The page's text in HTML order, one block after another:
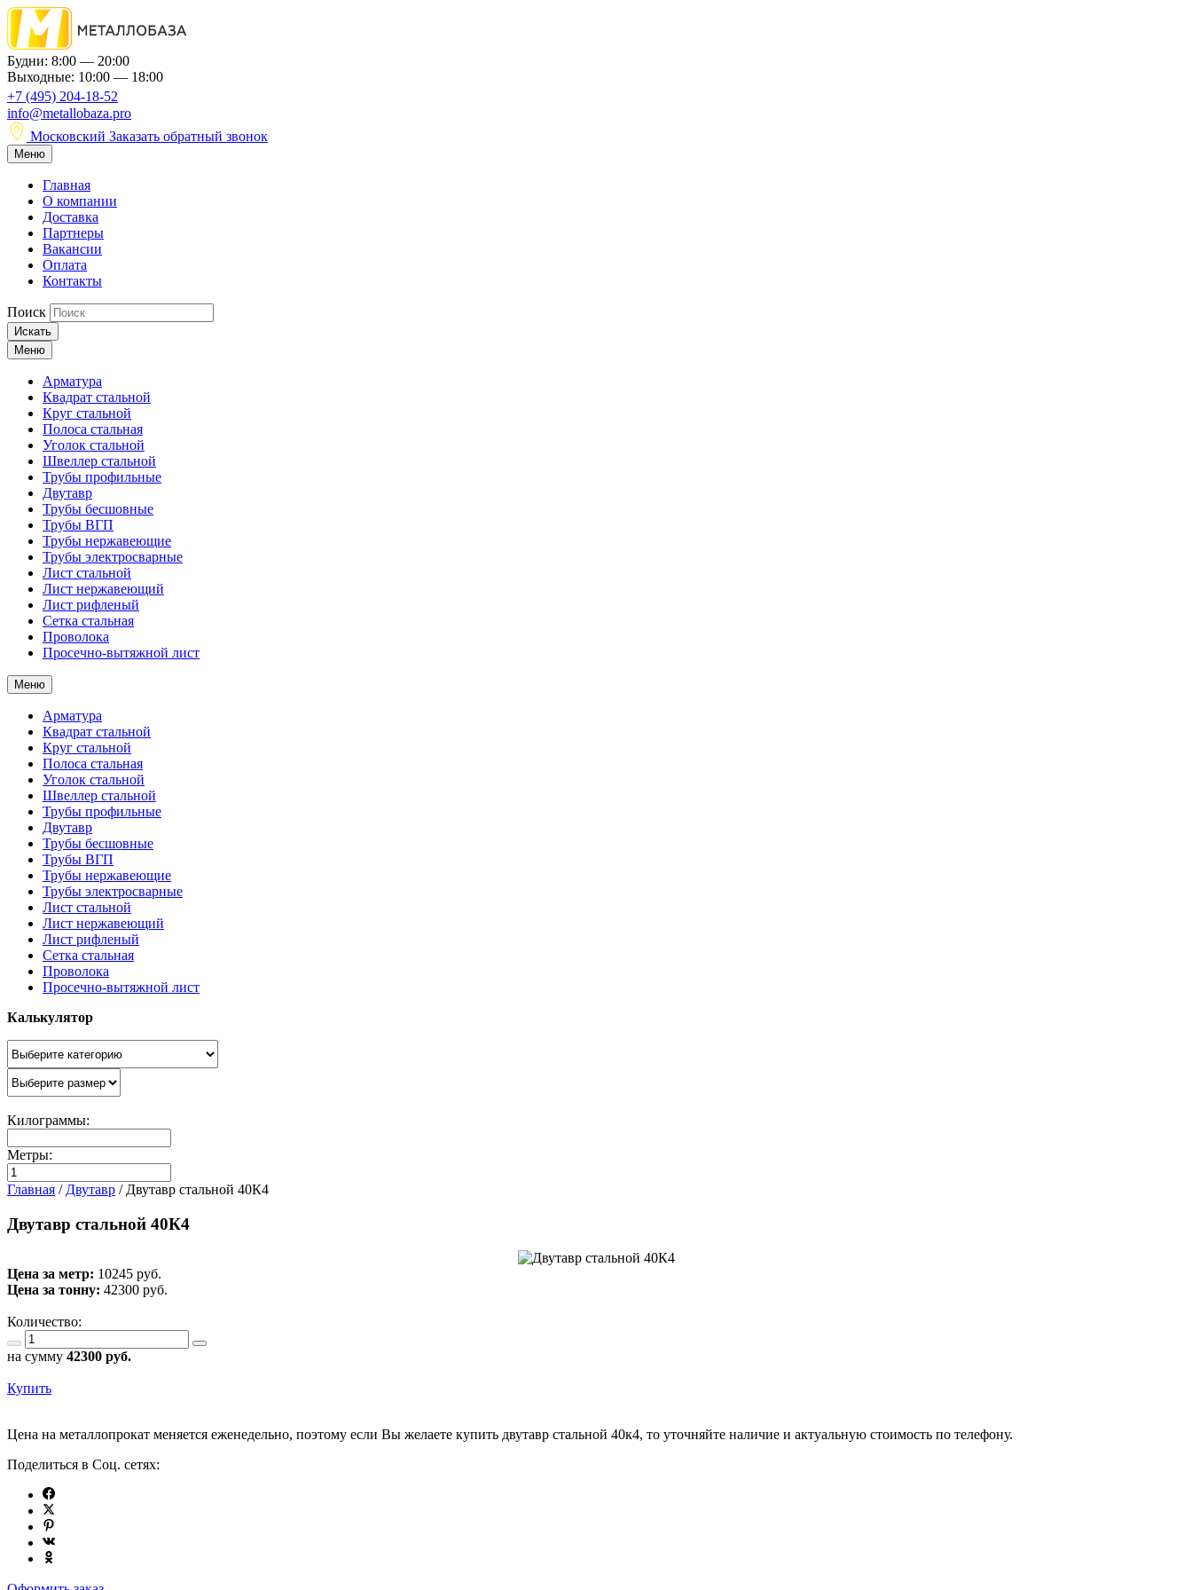
Будни: 8:00 — 20:00
Выходные: 10:00 — 18:00
+7 (495) 204-18-52
info@metallobaza.pro
Московский Заказать обратный звонок
Меню
Главная
О компании
Доставка
Партнеры
Вакансии
Оплата
Контакты
Поиск
Искать
Меню
Арматура
Квадрат стальной
Круг стальной
Полоса стальная
Уголок стальной
Швеллер стальной
Трубы профильные
Двутавр
Трубы бесшовные
Трубы ВГП
Трубы нержавеющие
Трубы электросварные
Лист стальной
Лист нержавеющий
Лист рифленый
Сетка стальная
Проволока
Просечно-вытяжной лист
Меню
Арматура
Квадрат стальной
Круг стальной
Полоса стальная
Уголок стальной
Швеллер стальной
Трубы профильные
Двутавр
Трубы бесшовные
Трубы ВГП
Трубы нержавеющие
Трубы электросварные
Лист стальной
Лист нержавеющий
Лист рифленый
Сетка стальная
Проволока
Просечно-вытяжной лист
Калькулятор
Килограммы:
Метры:
Главная / Двутавр / Двутавр стальной 40К4
Двутавр стальной 40К4
Цена за метр: 10245 руб.
Цена за тонну: 42300 руб.
Количество:
на сумму 42300 руб.
Купить
Цена на металлопрокат меняется еженедельно, поэтому если Вы желаете купить двутавр стальной 40к4, то уточняйте наличие и актуальную стоимость по телефону.
Поделиться в Соц. сетях: